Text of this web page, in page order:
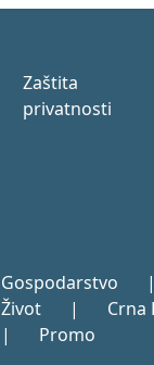
Zaštita
privatnosti
Gospodarstvo |
Život | Crna
| Promo